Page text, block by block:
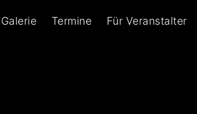
Galerie Termine Für Veranstalter